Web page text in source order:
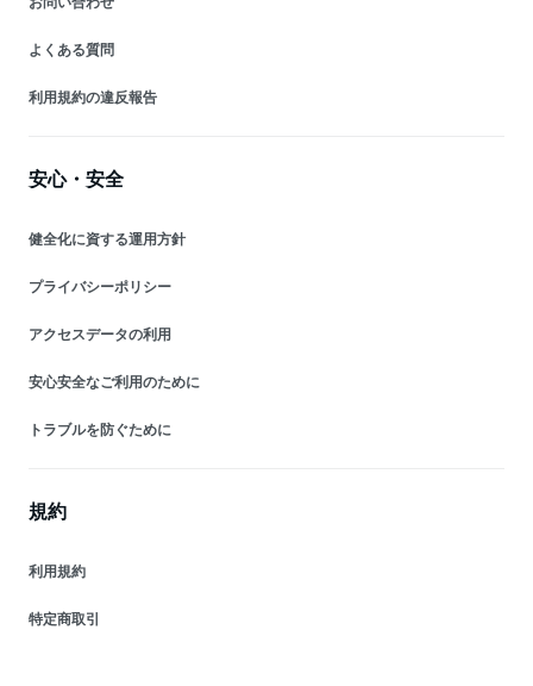
よくある質問
利用規約の違反報告
安心・安全
健全化に資する運用方針
プライバシーポリシー
アクセスデータの利用
安心安全なご利用のために
トラブルを防ぐために
規約
利用規約
特定商取引